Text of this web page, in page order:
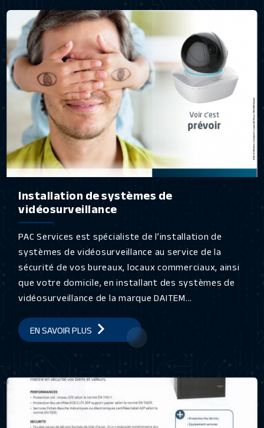
Installation de systèmes de
vidéosurveillance
PAC Services est spécialiste de l’installation de
systèmes de vidéosurveillance au service de la
sécurité de vos bureaux, locaux commerciaux, ainsi
que votre domicile, en installant des systèmes de
vidéosurveillance de la marque DAITEM...
EN SAVOIR PLUS